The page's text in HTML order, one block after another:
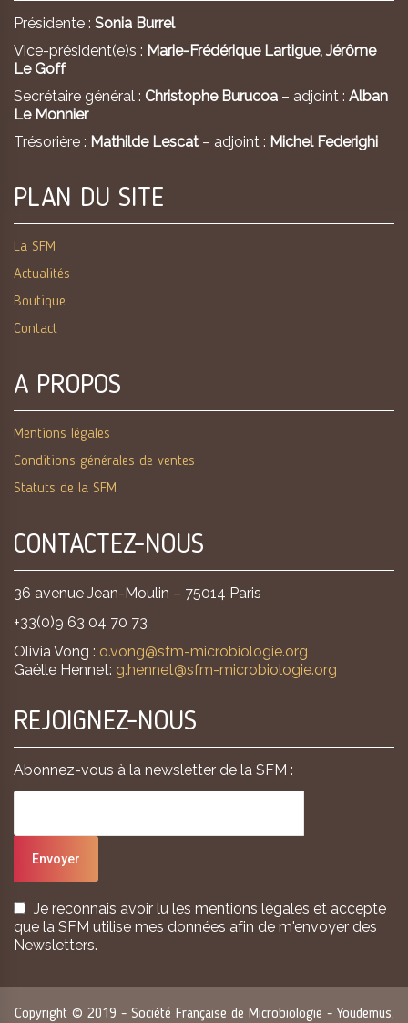
Présidente : Sonia Burrel
Vice-président(e)s : Marie-Frédérique Lartigue, Jérôme
Le Goff
Secrétaire général : Christophe Burucoa – adjoint : Alban
Le Monnier
Trésorière : Mathilde Lescat – adjoint : Michel Federighi
PLAN DU SITE
La SFM
Actualités
Boutique
Contact
A PROPOS
Mentions légales
Conditions générales de ventes
Statuts de la SFM
CONTACTEZ-NOUS
36 avenue Jean-Moulin – 75014 Paris
+33(0)9 63 04 70 73
Olivia Vong : o.vong@sfm-microbiologie.org
Gaëlle Hennet: g.hennet@sfm-microbiologie.org
REJOIGNEZ-NOUS
Abonnez-vous à la newsletter de la SFM :
Je reconnais avoir lu les mentions légales et accepte
que la SFM utilise mes données afin de m'envoyer des
Newsletters.
Copyright © 2019 - Société Française de Microbiologie - Youdemus,